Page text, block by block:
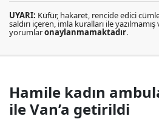
UYARI: Küfür, hakaret, rencide edici
saldırı içeren, imla kuralları ile
yorumlaronaylanmamaktadır.
Hamile kadın
ile Van’a getirildi